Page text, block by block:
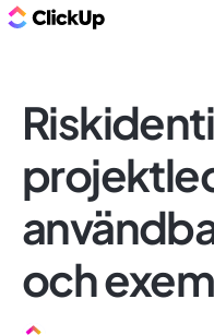
och